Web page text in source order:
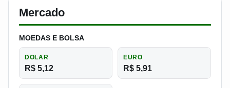
Mercado
MOEDAS E BOLSA
DOLAR
R$ 5,12
EURO
R$ 5,91